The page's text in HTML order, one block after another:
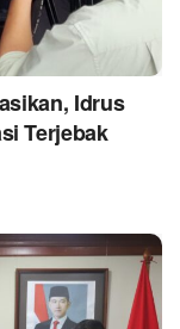
Idrus
Terjebak